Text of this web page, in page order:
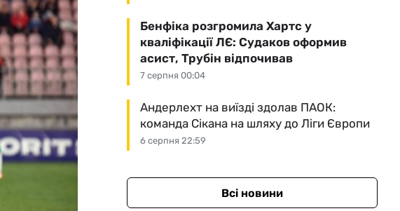
7 серпня 00:04
Бенфіка розгромила Хартс у
кваліфікації ЛЄ: Судаков оформив
асист, Трубін відпочивав
6 серпня 22:59
Андерлехт на виїзді здолав ПАОК:
команда Сікана на шляху до Ліги Європи
Всі новини